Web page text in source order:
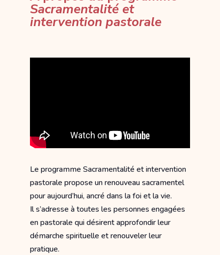
Sacramentalité et
intervention pastorale
Le programme Sacramentalité et intervention
pastorale propose un renouveau sacramentel
pour aujourd’hui, ancré dans la foi et la vie.
Il s’adresse à toutes les personnes engagées
en pastorale qui désirent approfondir leur
démarche spirituelle et renouveler leur
pratique.